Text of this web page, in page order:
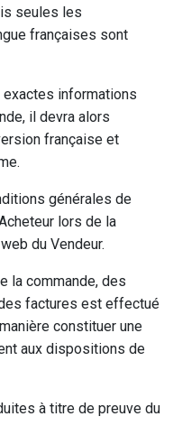
seules les
françaises sont
exactes informations
il devra alors
française et
générales de
lors de la
du Vendeur.
la commande, des
factures est effectué
constituer une
aux dispositions de
à titre de preuve du